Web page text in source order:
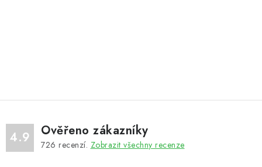
4.9 Ověřeno zákazníky
726 recenzí. Zobrazit všechny recenze